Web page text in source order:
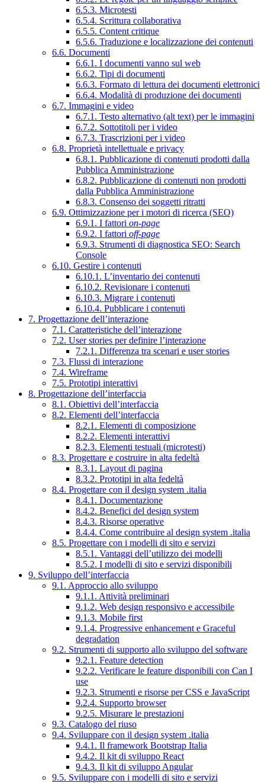
6.5.3. Microtesti
6.5.4. Scrittura collaborativa
6.5.5. Content critique
6.5.6. Traduzione e localizzazione dei contenuti
6.6. Documenti
6.6.1. I documenti vanno sul web
6.6.2. Tipi di documenti
6.6.3. Formato di lettura dei documenti elettronici
6.6.4. Modalità di produzione dei documenti
6.7. Immagini e video
6.7.1. Testo alternativo (alt text) per le immagini
6.7.2. Sottotitoli per i video
6.7.3. Trascrizioni per i video
6.8. Proprietà intellettuale e privacy
6.8.1. Pubblicazione di contenuti prodotti dalla
Pubblica Amministrazione
6.8.2. Pubblicazione di contenuti non prodotti
dalla Pubblica Amministrazione
6.8.3. Consenso dei soggetti ritratti
6.9. Ottimizzazione per i motori di ricerca (SEO)
6.9.1. I fattori on-page
6.9.2. I fattori off-page
6.9.3. Strumenti di diagnostica SEO: Search
Console
6.10. Gestire i contenuti
6.10.1. L’inventario dei contenuti
6.10.2. Revisionare i contenuti
6.10.3. Migrare i contenuti
6.10.4. Pubblicare i contenuti
7. Progettazione dell’interazione
7.1. Caratteristiche dell’interazione
7.2. User stories per definire l’interazione
7.2.1. Differenza tra scenari e user stories
7.3. Flussi di interazione
7.4. Wireframe
7.5. Prototipi interattivi
8. Progettazione dell’interfaccia
8.1. Obiettivi dell’interfaccia
8.2. Elementi dell’interfaccia
8.2.1. Elementi di composizione
8.2.2. Elementi interattivi
8.2.3. Elementi testuali (microtesti)
8.3. Progettare e costruire in alta fedeltà
8.3.1. Layout di pagina
8.3.2. Prototipi in alta fedeltà
8.4. Progettare con il design system .italia
8.4.1. Documentazione
8.4.2. Benefici del design system
8.4.3. Risorse operative
8.4.4. Come contribuire al design system .italia
8.5. Progettare con i modelli di sito e servizi
8.5.1. Vantaggi dell’utilizzo dei modelli
8.5.2. I modelli di sito e servizi disponibili
9. Sviluppo dell’interfaccia
9.1. Approccio allo sviluppo
9.1.1. Attività preliminari
9.1.2. Web design responsivo e accessibile
9.1.3. Mobile first
9.1.4. Progressive enhancement e Graceful
degradation
9.2. Strumenti di supporto allo sviluppo del software
9.2.1. Feature detection
9.2.2. Verificare le feature disponibili con Can I
use
9.2.3. Strumenti e risorse per CSS e JavaScript
9.2.4. Supporto browser
9.2.5. Misurare le prestazioni
9.3. Catalogo del riuso
9.4. Sviluppare con il design system .italia
9.4.1. Il framework Bootstrap Italia
9.4.2. Il kit di sviluppo React
9.4.3. Il kit di sviluppo Angular
9.5. Sviluppare con i modelli di sito e servizi